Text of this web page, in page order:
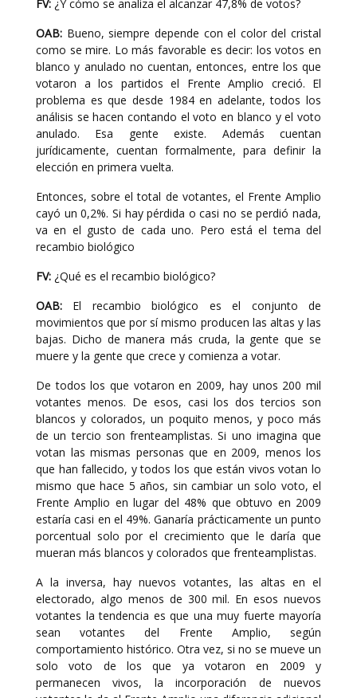
FV: ¿Y cómo se analiza el alcanzar 47,8% de votos?
OAB: Bueno, siempre depende con el color del cristal
como se mire. Lo más favorable es decir: los votos en
blanco y anulado no cuentan, entonces, entre los que
votaron a los partidos el Frente Amplio creció. El
problema es que desde 1984 en adelante, todos los
análisis se hacen contando el voto en blanco y el voto
anulado. Esa gente existe. Además cuentan
jurídicamente, cuentan formalmente, para definir la
elección en primera vuelta.
Entonces, sobre el total de votantes, el Frente Amplio
cayó un 0,2%. Si hay pérdida o casi no se perdió nada,
va en el gusto de cada uno. Pero está el tema del
recambio biológico
FV: ¿Qué es el recambio biológico?
OAB: El recambio biológico es el conjunto de
movimientos que por sí mismo producen las altas y las
bajas. Dicho de manera más cruda, la gente que se
muere y la gente que crece y comienza a votar.
De todos los que votaron en 2009, hay unos 200 mil
votantes menos. De esos, casi los dos tercios son
blancos y colorados, un poquito menos, y poco más
de un tercio son frenteamplistas. Si uno imagina que
votan las mismas personas que en 2009, menos los
que han fallecido, y todos los que están vivos votan lo
mismo que hace 5 años, sin cambiar un solo voto, el
Frente Amplio en lugar del 48% que obtuvo en 2009
estaría casi en el 49%. Ganaría prácticamente un punto
porcentual solo por el crecimiento que le daría que
mueran más blancos y colorados que frenteamplistas.
A la inversa, hay nuevos votantes, las altas en el
electorado, algo menos de 300 mil. En esos nuevos
votantes la tendencia es que una muy fuerte mayoría
sean votantes del Frente Amplio, según
comportamiento histórico. Otra vez, si no se mueve un
solo voto de los que ya votaron en 2009 y
permanecen vivos, la incorporación de nuevos